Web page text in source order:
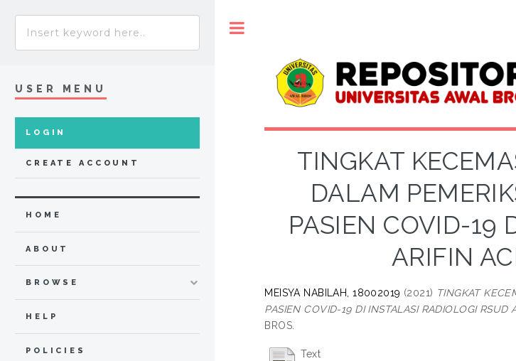
TINGKAT
DALAM
PASIEN COVID-19
ARIFIN
MEISYA NABILAH, 18002019 (2021) TINGKAT
PASIEN COVID-19 DI INSTALASI RADIOLOGI RSUD
BROS.
Text
USER MENU
LOGIN
CREATE ACCOUNT
HOME
ABOUT
BROWSE
HELP
POLICIES